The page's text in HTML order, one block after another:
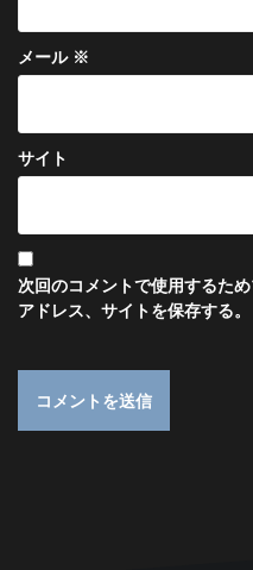
メール ※
サイト
次回のコメントで使用するた
アドレス、サイトを保存する。